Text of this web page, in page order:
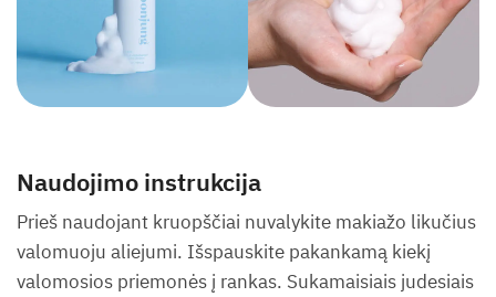
Naudojimo instrukcija
Prieš naudojant kruopščiai nuvalykite makiažo likučius
valomuoju aliejumi. Išspauskite pakankamą kiekį
valomosios priemonės į rankas. Sukamaisiais judesiais